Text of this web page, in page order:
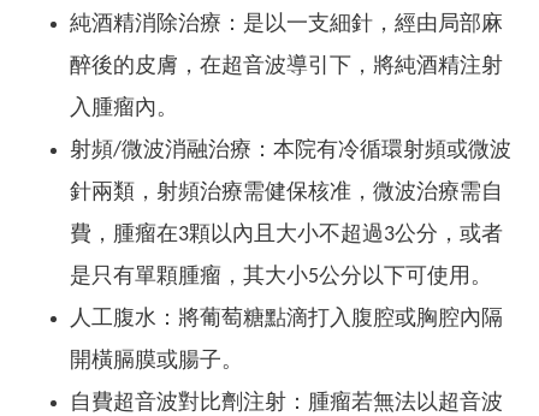
純酒精消除治療：是以一支細針，經由局部麻
醉後的皮膚，在超音波導引下，將純酒精注射
入腫瘤內。
射頻/微波消融治療：本院有冷循環射頻或微波
針兩類，射頻治療需健保核准，微波治療需自
費，腫瘤在3顆以內且大小不超過3公分，或者
是只有單顆腫瘤，其大小5公分以下可使用。
人工腹水：將葡萄糖點滴打入腹腔或胸腔內隔
開橫膈膜或腸子。
自費超音波對比劑注射：腫瘤若無法以超音波